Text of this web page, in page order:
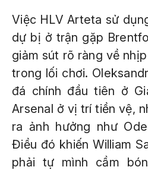
Việc HLV Arteta sử
dự bị ở trận gặp
giảm sút rõ ràng về
trong lối chơi.
đá chính đầu tiên ở
Arsenal ở vị trí tiền vệ,
ra ảnh hưởng như
Điều đó khiến William
phải tự mình cầm